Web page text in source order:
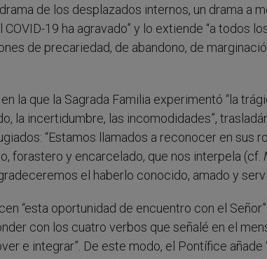
de los desplazados internos, un drama a
19 ha agravado” y lo extiende “a todos
de precariedad, de abandono, de
la que la Sagrada Familia experimentó “la
la incertidumbre, las incomodidades”,
“Estamos llamados a reconocer en sus
forastero y encarcelado, que nos interpela (cf.
el haberlo conocido, amado y
“esta oportunidad de encuentro con el Señor”
con los cuatro verbos que señalé en el
e integrar”. De este modo, el Pontífice añade